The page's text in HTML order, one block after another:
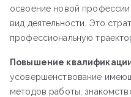
освоение новой
вид деятельности. Это
профессиональную
Повышение
усовершенствование
методов работы,